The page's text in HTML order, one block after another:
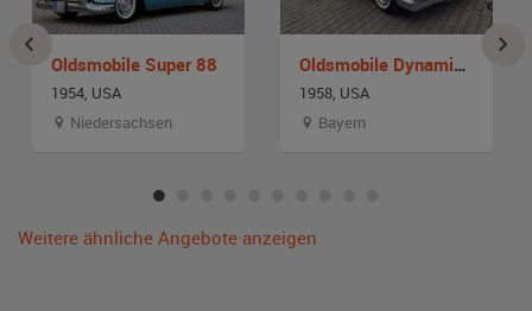
Oldsmobile Super 88
1954, USA
Niedersachsen
Oldsmobile Dynamic Super 88
1958, USA
Bayern
Weitere ähnliche Angebote anzeigen